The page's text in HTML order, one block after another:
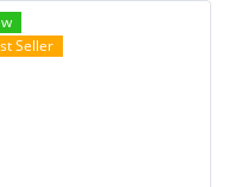
Seller